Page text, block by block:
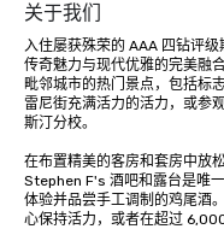
关于我们
入住屡获殊荣的 AAA 四钻评级
传奇魅力与现代优雅的完美融
毗邻城市的热门景点，包括标
雷尼街充满活力的活力，或参
斯汀分校。
在布置精美的客房和套房中放
Stephen F's 酒吧和露台是唯
体验并品尝手工调制的鸡尾酒
心保持活力，或者在超过